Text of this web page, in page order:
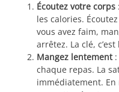
Écoutez votre corps
les calories.
vous avez faim,
arrêtez. La clé,
Mangez lentement:
chaque repas. La
immédiatement.